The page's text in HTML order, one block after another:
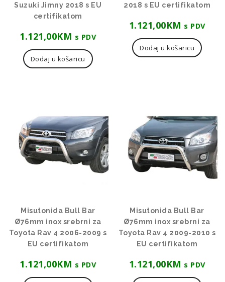
Suzuki Jimny 2018 s EU
certifikatom
1.121,00KM s PDV
Dodaj u košaricu
2018 s EU certifikatom
1.121,00KM s PDV
Dodaj u košaricu
Misutonida Bull Bar
Ø76mm inox srebrni za
Toyota Rav 4 2006-2009 s
EU certifikatom
1.121,00KM s PDV
Misutonida Bull Bar
Ø76mm inox srebrni za
Toyota Rav 4 2009-2010 s
EU certifikatom
1.121,00KM s PDV